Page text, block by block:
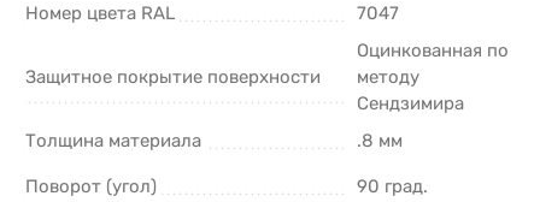
Номер цвета RAL
7047
Защитное покрытие поверхности
Оцинкованная по
методу
Сендзимира
Толщина материала
.8 мм
Поворот (угол) 90 град.